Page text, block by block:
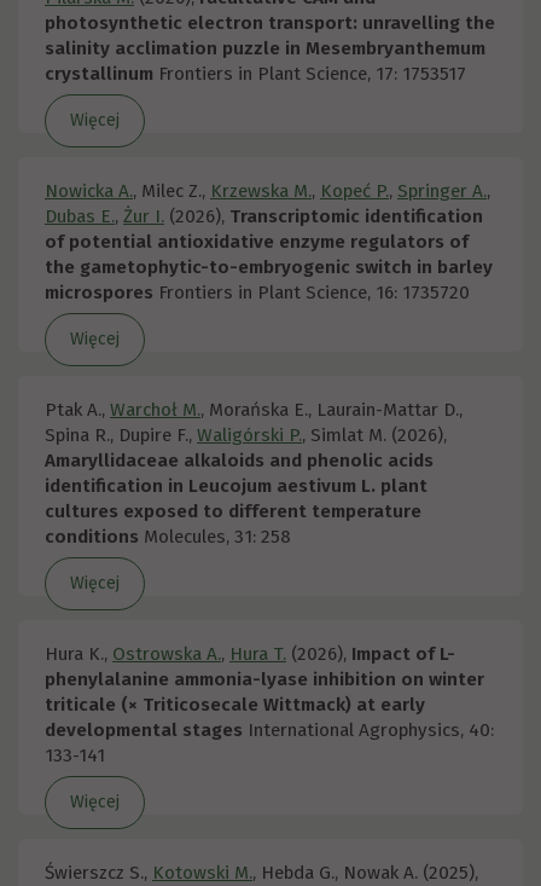
photosynthetic electron transport: unravelling the
salinity acclimation puzzle in Mesembryanthemum
crystallinum Frontiers in Plant Science, 17: 1753517
Więcej
Nowicka A., Milec Z., Krzewska M., Kopeć P., Springer A.,
Dubas E., Żur I. (2026), Transcriptomic identification
of potential antioxidative enzyme regulators of
the gametophytic-to-embryogenic switch in barley
microspores Frontiers in Plant Science, 16: 1735720
Więcej
Ptak A., Warchoł M., Morańska E., Laurain-Mattar D.,
Spina R., Dupire F., Waligórski P., Simlat M. (2026),
Amaryllidaceae alkaloids and phenolic acids
identification in Leucojum aestivum L. plant
cultures exposed to different temperature
conditions Molecules, 31: 258
Więcej
Hura K., Ostrowska A., Hura T. (2026), Impact of L-
phenylalanine ammonia-lyase inhibition on winter
triticale (× Triticosecale Wittmack) at early
developmental stages International Agrophysics, 40:
133-141
Więcej
Świerszcz S., Kotowski M., Hebda G., Nowak A. (2025),